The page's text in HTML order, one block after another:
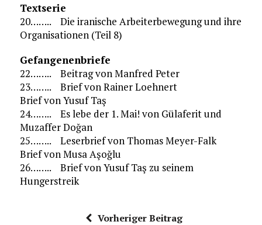
Textserie
20…….. Die iranische Arbeiterbewegung und ihre
Organisationen (Teil 8)
Gefangenenbriefe
22…….. Beitrag von Manfred Peter
23…….. Brief von Rainer Loehnert
Brief von Yusuf Taş
24…….. Es lebe der 1. Mai! von Gülaferit und
Muzaffer Doğan
25…….. Leserbrief von Thomas Meyer-Falk
Brief von Musa Aşoğlu
26…….. Brief von Yusuf Taş zu seinem
Hungerstreik
Vorheriger Beitrag